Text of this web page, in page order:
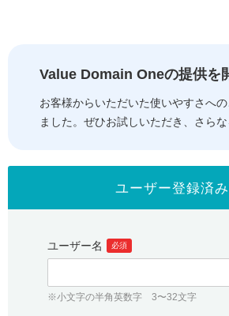
人気ドメイ
Value Domain Oneの提供を
お客様からいただいた使いやすさへ
ました。ぜひお試しいただき、さら
ユーザー登録済
ユーザー名 必須
※小文字の半角英数字 3〜32文字